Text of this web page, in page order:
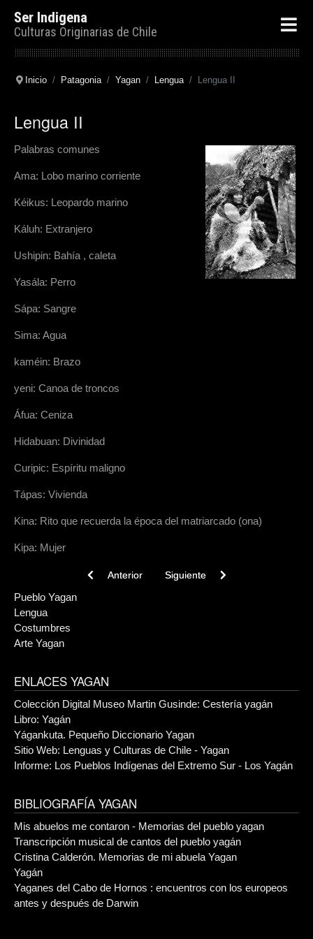
Ser Indigena
Culturas Originarias de Chile
Inicio Patagonia Yagan Lengua Lengua II
Lengua II
Palabras comunes
Ama: Lobo marino corriente
Kéikus: Leopardo marino
Káluh: Extranjero
Ushipin: Bahía , caleta
Yasála: Perro
Sápa: Sangre
Sima: Agua
kaméin: Brazo
yeni: Canoa de troncos
Áfua: Ceniza
Hidabuan: Divinidad
Curipic: Espíritu maligno
Tápas: Vivienda
Kina: Rito que recuerda la época del matriarcado (ona)
Kipa: Mujer
Previous article: Lengua III
Anterior Next article: Lengua I
Siguiente
Pueblo Yagan
Lengua
Costumbres
Arte Yagan
ENLACES YAGAN
Colección Digital Museo Martin Gusinde: Cestería yagán
Libro: Yagán
Yágankuta. Pequeño Diccionario Yagan
Sitio Web: Lenguas y Culturas de Chile - Yagan
Informe: Los Pueblos Indígenas del Extremo Sur - Los Yagán
BIBLIOGRAFÍA YAGAN
Mis abuelos me contaron - Memorias del pueblo yagan
Transcripción musical de cantos del pueblo yagán
Cristina Calderón. Memorias de mi abuela Yagan
Yagán
Yaganes del Cabo de Hornos : encuentros con los europeos
antes y después de Darwin